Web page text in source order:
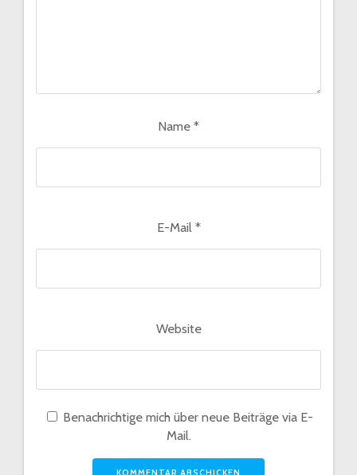
Name *
E-Mail *
Website
Benachrichtige mich über neue Beiträge via E-
Mail.